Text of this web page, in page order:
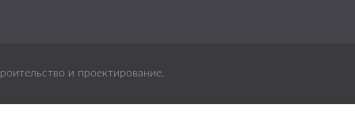
и проектирование.